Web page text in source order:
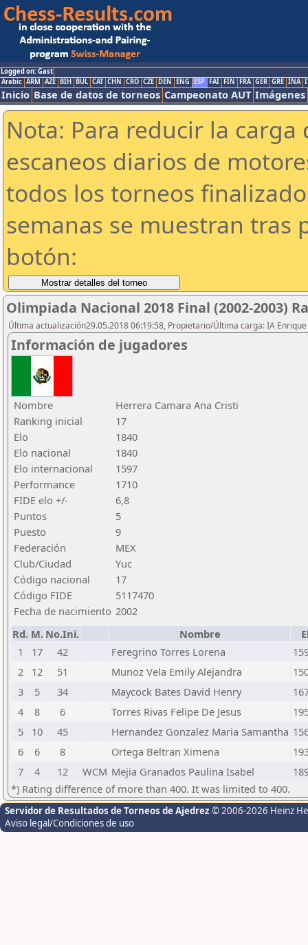
Logged on: Gast
Arabic ARM AZE BIH BUL CAT CHN CRO CZE DEN ENG ESP FAI FIN FRA GER GRE INA
Inicio Base de datos de torneos Campeonato AUT Imágenes
Nota: Para reducir la
escaneos diarios de
todos los torneos
semanas se muestran tras
botón:
Olimpiada Nacional 2018 Final (2002-2003)
Última actualización29.05.2018 06:19:58, Propietario/Última carga: IA
Información de jugadores
Nombre
Herrera Camara Ana Cristi
Ranking inicial
17
Elo
1840
Elo nacional
1840
Elo internacional
1597
Performance
1710
FIDE elo +/-
6,8
Puntos
5
Puesto
9
Federación
MEX
Club/Ciudad
Yuc
Código nacional
17
Código FIDE
5117470
Fecha de nacimiento 2002
Rd. M. No.Ini. Nombre
1
17 42 Feregrino Torres Lorena
2
12 51 Munoz Vela Emily Alejandra
3
5 34 Maycock Bates David Henry
4
8 6 Torres Rivas Felipe De Jesus
5
10 45 Hernandez Gonzalez Maria Samantha
6
6 8 Ortega Beltran Ximena
7
4 12 WCM Mejia Granados Paulina Isabel
*) Rating difference of more than 400. It was limited to 400.
Servidor de Resultados de Torneos de Ajedrez © 2006-2026 Heinz
Aviso legal/Condiciones de uso